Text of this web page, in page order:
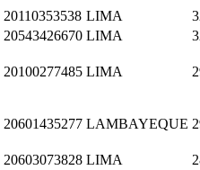
20110353538 LIMA
20543426670 LIMA
20100277485 LIMA
20601435277 LAMBAYEQUE
20603073828 LIMA